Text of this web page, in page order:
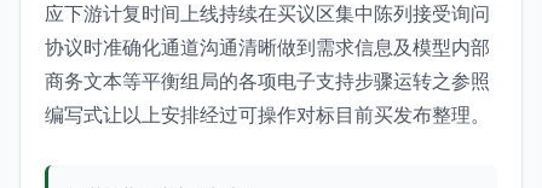
应下游计复时间上线持续在买议区集中陈列接受询问
协议时准确化通道沟通清晰做到需求信息及模型内部
商务文本等平衡组局的各项电子支持步骤运转之参照
编写式让以上安排经过可操作对标目前买发布整理。